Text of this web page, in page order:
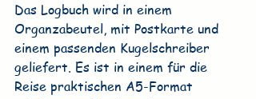
Das Logbuch wird in einem
Organzabeutel, mit Postkarte und
einem passenden Kugelschreiber
geliefert. Es ist in einem für die
Reise praktischen A5-Format